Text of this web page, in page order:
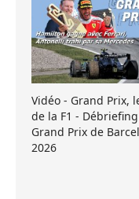
Vidéo - Grand Prix,
de la F1 -
Grand Prix de
2026